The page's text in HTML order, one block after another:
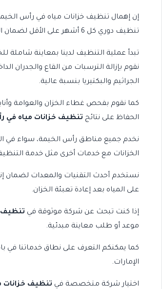
إن إهمال تنظيف خزانات مياه في رأس
تنظيف دوري كل 6 أشهر على الأقل لضمان الحفاظ على جودة المياه.
تبدأ عملية التنظيف لدينا بمعاينة شاملة
نقوم بإزالة الترسبات من القاع
الجراثيم والبكتيريا بنسبة عالية.
كما نقوم بفحص غطاء الخزان والعوامة
الحفاظ على نتائج تنظيف خزانات مياه في
نخدم جميع مناطق رأس الخيمة، سواء في
الخزانات مع خدمات أخرى مثل خدمة
نستخدم أحدث التقنيات والمعدات لضمان
على المياه بعد إعادة تعبئة الخزان.
إذا كنت تبحث عن شركة موثوقة في تنظيف
موعد أو طلب معاينة مبدئية.
كما يمكنكم التعرف على نطاق خدماتنا في
الإمارات.
اختيار شركة متخصصة في تنظيف خزانات